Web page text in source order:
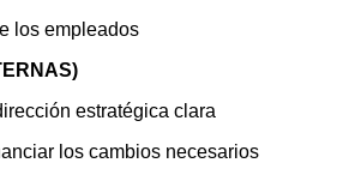
los empleados
estratégica clara
los cambios necesarios